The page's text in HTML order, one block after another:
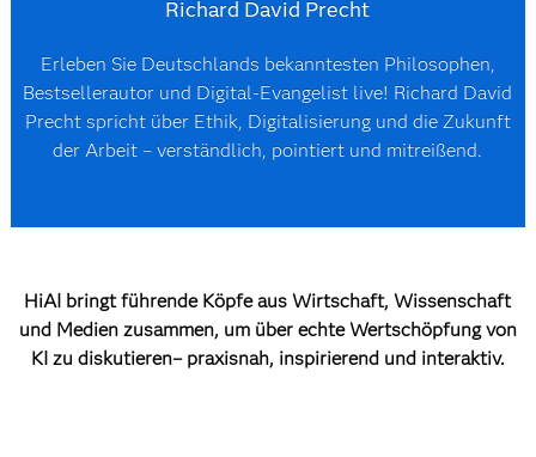
Richard David Precht
Erleben Sie Deutschlands bekanntesten Philosophen,
Bestsellerautor und Digital-Evangelist live! Richard David
Precht spricht über Ethik, Digitalisierung und die Zukunft
der Arbeit – verständlich, pointiert und mitreißend.
HiAI bringt führende Köpfe aus Wirtschaft, Wissenschaft
und Medien zusammen, um über echte Wertschöpfung von
KI zu diskutieren– praxisnah, inspirierend und interaktiv.